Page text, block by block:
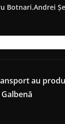
Botnari.Andrei
au